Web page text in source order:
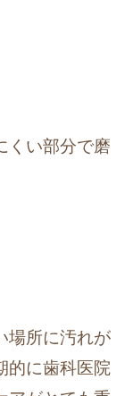
くい部分で磨
場所に汚れが
的に歯科医院